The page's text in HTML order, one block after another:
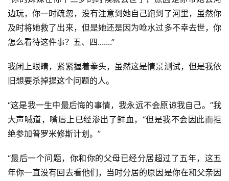
边玩，你一时疏忽，没有注意到她自己跑到了河里，虽然你
及时将她救了出来，但是她还是因为呛水过多不幸去世，你
怎么看待这件事？五、四.......”
我闭上眼睛，紧紧握着拳头，虽然这是情景测试，但是我依
旧想要杀掉提这个问题的人。
“这是我一生中最后悔的事情，我永远不会原谅我自己。”我
大声喊道，嘴唇上已经渗出了鲜血，“但是我不会因此而拒
绝参加普罗米修斯计划。”
“最后一个问题，你和你的父母已经分居超过了五年，这五
年你一直没有回去看他们，当时分居的原因是你在和父亲因